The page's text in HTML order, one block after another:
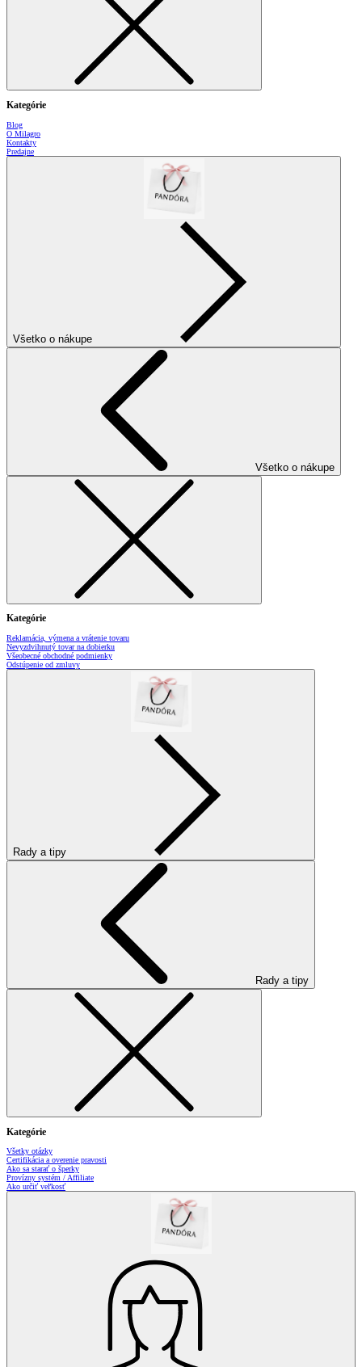
Kategórie
Blog
O Milagro
Kontakty
Predajne
Všetko o nákupe
Všetko o nákupe
Kategórie
Reklamácia, výmena a vrátenie tovaru
Nevyzdvihnutý tovar na dobierku
Všeobecné obchodné podmienky
Odstúpenie od zmluvy
Rady a tipy
Rady a tipy
Kategórie
Všetky otázky
Certifikácia a overenie pravosti
Ako sa starať o šperky
Provízny systém / Affiliate
Ako určiť veľkosť